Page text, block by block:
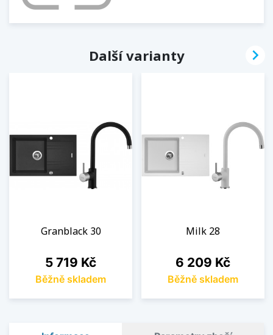
Další varianty
Granblack 30
Cena
5 719 Kč
Běžně skladem
Milk 28
Cena
6 209 Kč
Běžně skladem
